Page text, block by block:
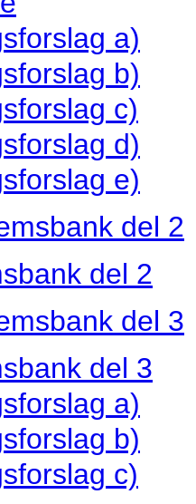
a)
b)
c)
d)
e)
del 2
del 2
del 3
del 3
a)
b)
c)